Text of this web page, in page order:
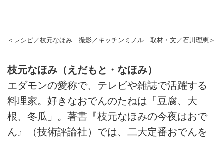
＜レシピ／枝元なほみ 撮影／キッチンミノル 取材・文／石川理恵＞
枝元なほみ（えだもと・なほみ）
エダモンの愛称で、テレビや雑誌で活躍する
料理家。好きなおでんのたねは「豆腐、大
根、冬瓜」。著書『枝元なほみの今夜はおで
ん』（技術評論社）では、二大定番おでんを